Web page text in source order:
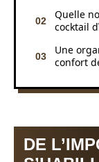
Quelle
cocktail
Une
confort
DE